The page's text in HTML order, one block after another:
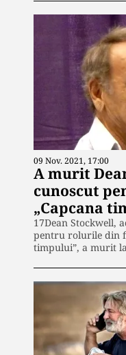
09 Nov. 2021, 17:00
A murit
cunoscut
„Capcana
17Dean Stockwell,
pentru rolurile din
timpului”, a murit